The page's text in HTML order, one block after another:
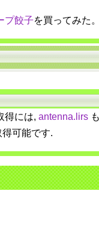
プ餃子を買ってみた
得には, antenna.lirs
可能です.